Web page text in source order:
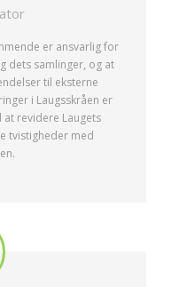
er ansvarlig for
dets samlinger, og at
til eksterne
i Laugsskråen er
revidere Laugets
tvistigheder med